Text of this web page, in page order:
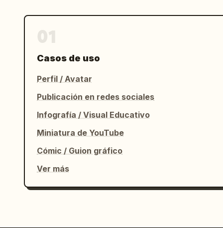
Casos de uso
Perfil / Avatar
Publicación en redes sociales
Infografía / Visual Educativo
Miniatura de YouTube
Cómic / Guion gráfico
Ver más